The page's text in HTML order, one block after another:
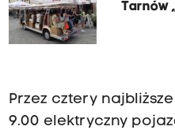
Tarnów
Przez cztery
9.00 elektryczny